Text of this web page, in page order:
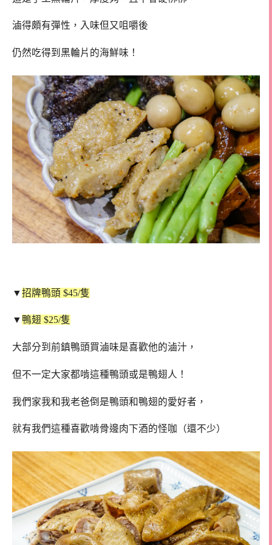
滷得頗有彈性，入味但又咀嚼後
仍然吃得到黑輪片的海鮮味！
▼招牌鴨頭 $45/隻
▼ 鴨翅 $25/隻
大部分到前鎮鴨頭買滷味是喜歡他的滷汁，
但不一定大家都啃這種鴨頭或是鴨翅人！
我們家我和我老爸倒是鴨頭和鴨翅的愛好者，
就有我們這種喜歡啃骨邊肉下酒的怪咖（還不少）